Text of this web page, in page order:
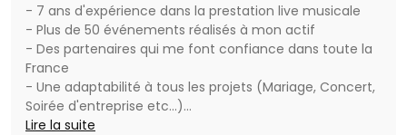
- 7 ans d'expérience dans la prestation live musicale
- Plus de 50 événements réalisés à mon actif
- Des partenaires qui me font confiance dans toute la
France
- Une adaptabilité à tous les projets (Mariage, Concert,
Soirée d'entreprise etc...)
- Une réactivité et une personnalisation unique dans
Lire la suite